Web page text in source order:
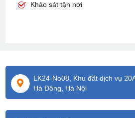
Khảo sát tận nơi
LK24-No08, Khu đất dịch vụ
Hà Đông, Hà Nội